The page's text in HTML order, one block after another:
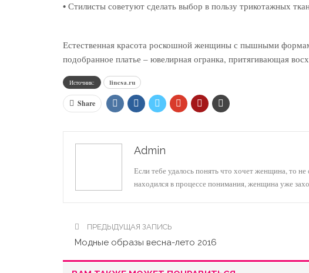
• Стилисты советуют сделать выбор в пользу трикотажных
Естественная красота роскошной женщины с пышными
подобранное платье – ювелирная огранка, притягивающая
Источник: linesa.ru
Share
Admin
Если тебе удалось понять что хочет женщина, то
находился в процессе понимания, женщина уже
ПРЕДЫДУЩАЯ ЗАПИСЬ
Модные образы весна-лето 2016